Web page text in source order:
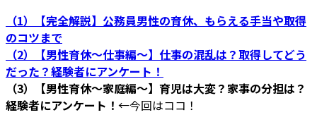
（1）【完全解説】公務員男性の育休、もらえる手当や取得
のコツまで
（2）【男性育休～仕事編～】仕事の混乱は？取得してどう
だった？経験者にアンケート！
（3）【男性育休～家庭編～】育児は大変？家事の分担は？
経験者にアンケート！ ←今回はココ！